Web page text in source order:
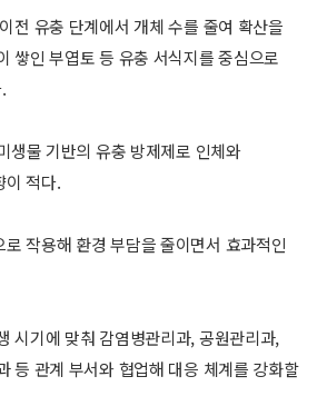
전 유충 단계에서 개체 수를 줄여 확산을
쌓인 부엽토 등 유충 서식지를 중심으로
생물 기반의 유충 방제제로 인체와
이 적다.
작용해 환경 부담을 줄이면서 효과적인
시기에 맞춰 감염병관리과, 공원관리과,
등 관계 부서와 협업해 대응 체계를 강화할